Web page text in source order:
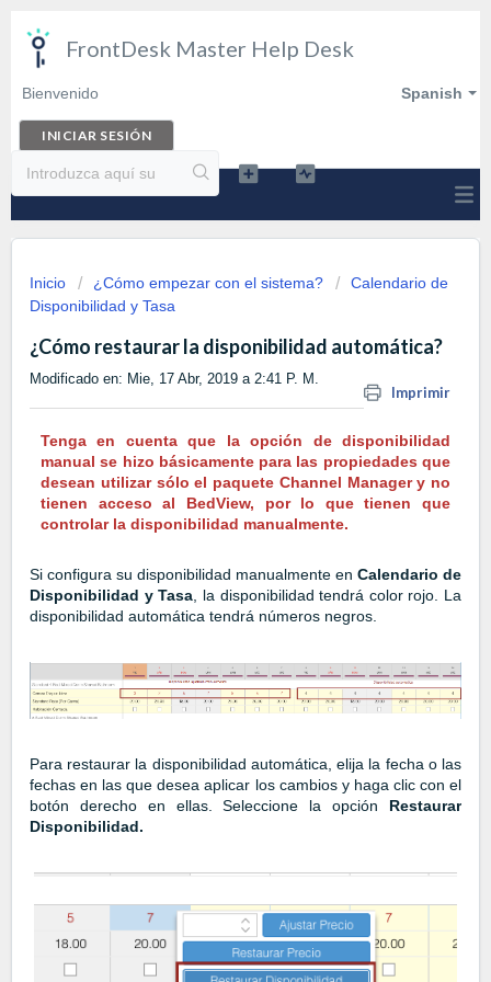
FrontDesk Master Help Desk
Spanish
Bienvenido
INICIAR SESIÓN
Inicio ¿Cómo empezar con el sistema?
Calendario de
Disponibilidad y Tasa
¿Cómo restaurar la disponibilidad automática?
Imprimir
Modificado en: Mie, 17 Abr, 2019 a 2:41 P. M.
Tenga en cuenta que la opción de disponibilidad
manual se hizo básicamente para las propiedades que
desean utilizar sólo el paquete Channel Manager y no
tienen acceso al BedView, por lo que tienen que
controlar la disponibilidad manualmente.
Si configura su disponibilidad manualmente en Calendario de
Disponibilidad y Tasa, la disponibilidad tendrá color rojo. La
disponibilidad automática tendrá números negros.
Para restaurar la disponibilidad automática, elija la fecha o las
fechas en las que desea aplicar los cambios y haga clic con el
botón derecho en ellas. Seleccione la opción Restaurar
Disponibilidad.